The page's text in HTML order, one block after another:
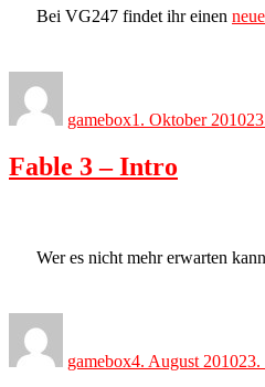
Bei VG247 findet ihr einen
gamebox1. Oktober 2010
Fable 3 – Intro
Wer es nicht mehr erwarten
gamebox4. August 201023.